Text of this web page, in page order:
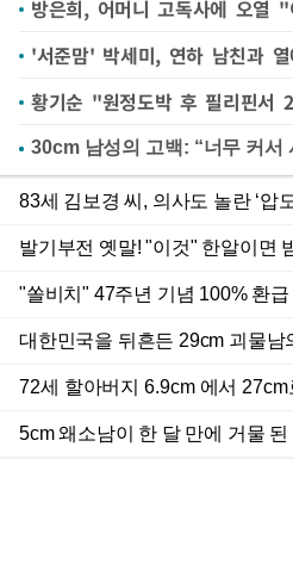
방은희, 어머니 고독사에 오열
'서준맘' 박세미, 연하 남친과
황기순 "원정도박 후 필리핀서